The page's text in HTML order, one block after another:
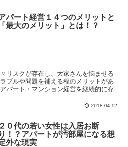
パート経営１４つのメリットと
「最大のメリット」とは！？
リスクが存在し、大家さんを悩ませる
ブルや問題を補える程のメリットがあ
パート・マンション経営を継続的に存
2018.04.12
２０代の若い女性は入居お断
り！？アパートが汚部屋になる想
外な現実